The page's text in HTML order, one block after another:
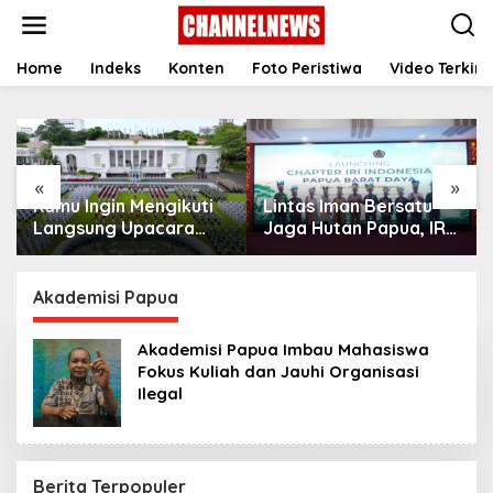
t
Home Indeks Konten Foto Peristiwa Video Terkini
« »
Kamu Ingin Mengikuti
Langsung Upacara
HUT Ke-81
Istana? Ini Link
Pendaftaran Resminya
di Sini
Lintas Iman Bersatu
Jaga Hutan Papua, IRI
Indonesia Resmikan
Akademisi Papua
Akademisi Papua Imbau Mahasiswa
Fokus Kuliah dan Jauhi Organisasi
Ilegal
Berita Terpopuler